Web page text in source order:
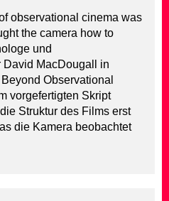
observational cinema was
the camera how to
und
David MacDougall in
Observational
vorgefertigten Skript
Struktur des Films erst
die Kamera beobachtet